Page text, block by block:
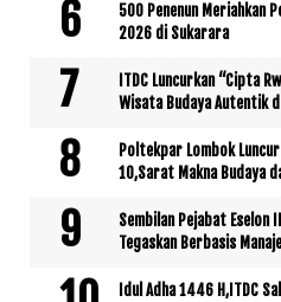
500 Penenun Meriahkan
2026 di Sukarara
ITDC Luncurkan “Cipta
Wisata Budaya Autentik
Poltekpar Lombok
10,Sarat Makna Budaya
Sembilan Pejabat Eselon
Tegaskan Berbasis
Idul Adha 1446 H,ITDC